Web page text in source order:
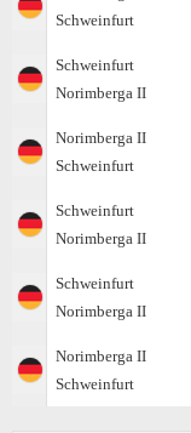
Schweinfurt
Schweinfurt
Norimberga II
Norimberga II
Schweinfurt
Schweinfurt
Norimberga II
Schweinfurt
Norimberga II
Norimberga II
Schweinfurt